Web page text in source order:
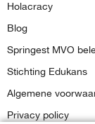
Holacracy
Blog
Springest MVO
Stichting Edukans
Algemene
Privacy policy